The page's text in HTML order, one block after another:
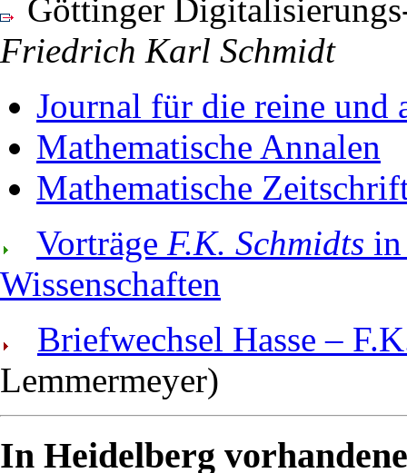
Göttinger
Friedrich Karl Schmidt
Journal für die reine und
Mathematische Annalen
Mathematische
Vorträge F.K. Schmidts in
Wissenschaften
Briefwechsel Hasse –
Lemmermeyer)
In Heidelberg